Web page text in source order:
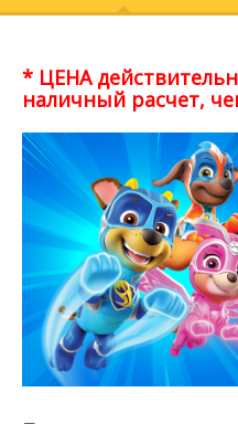
* ЦЕНА
наличный расчет,